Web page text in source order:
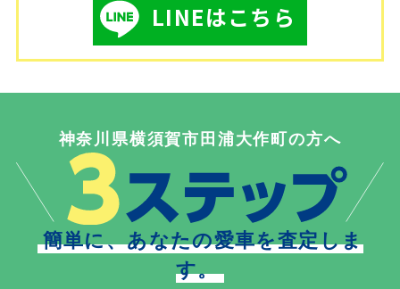
LINEはこちら
神奈川県横須賀市田浦大作町の方へ
簡単に、あなたの愛車を査定しま
す。